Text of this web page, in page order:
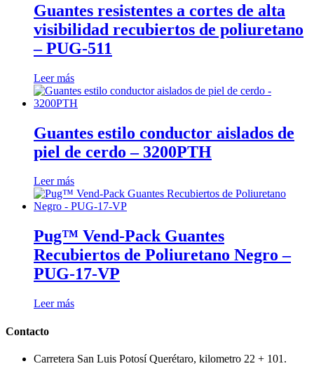
Guantes resistentes a cortes de alta
visibilidad recubiertos de poliuretano
– PUG-511
Leer más
Guantes estilo conductor aislados de
piel de cerdo – 3200PTH
Leer más
Pug™ Vend-Pack Guantes
Recubiertos de Poliuretano Negro –
PUG-17-VP
Leer más
Contacto
Carretera San Luis Potosí Querétaro, kilometro 22 + 101.